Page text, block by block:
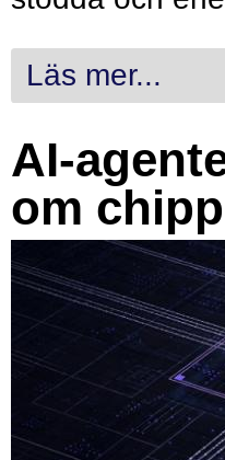
Läs mer...
AI-
om